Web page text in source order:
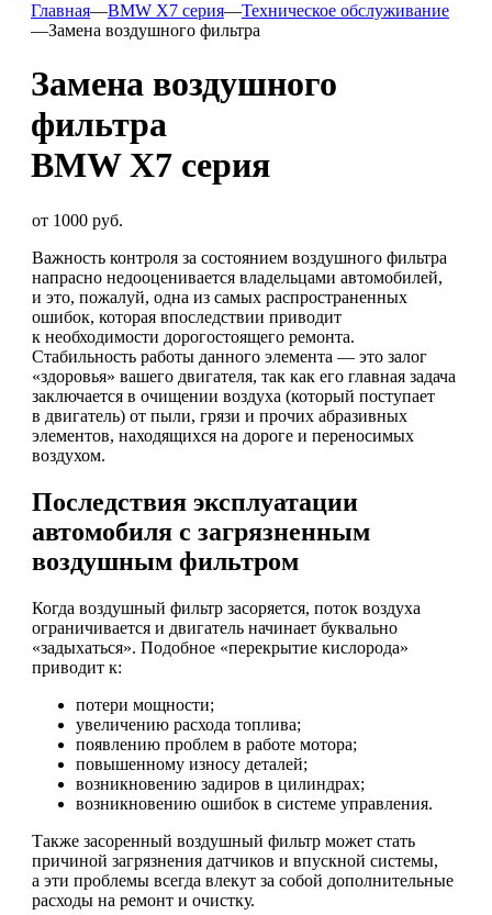
Главная—BMW X7 серия—Техническое обслуживание
—Замена воздушного фильтра
Замена воздушного
фильтра
BMW X7 серия
от 1000 руб.
Важность контроля за состоянием воздушного фильтра
напрасно недооценивается владельцами автомобилей,
и это, пожалуй, одна из самых распространенных
ошибок, которая впоследствии приводит
к необходимости дорогостоящего ремонта.
Стабильность работы данного элемента — это залог
«здоровья» вашего двигателя, так как его главная задача
заключается в очищении воздуха (который поступает
в двигатель) от пыли, грязи и прочих абразивных
элементов, находящихся на дороге и переносимых
воздухом.
Последствия эксплуатации
автомобиля с загрязненным
воздушным фильтром
Когда воздушный фильтр засоряется, поток воздуха
ограничивается и двигатель начинает буквально
«задыхаться». Подобное «перекрытие кислорода»
приводит к:
потери мощности;
увеличению расхода топлива;
появлению проблем в работе мотора;
повышенному износу деталей;
возникновению задиров в цилиндрах;
возникновению ошибок в системе управления.
Также засоренный воздушный фильтр может стать
причиной загрязнения датчиков и впускной системы,
а эти проблемы всегда влекут за собой дополнительные
расходы на ремонт и очистку.